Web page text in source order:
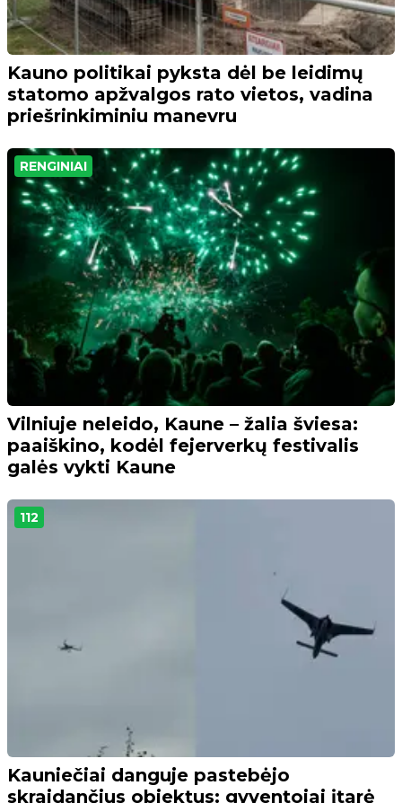
Kauno politikai pyksta dėl be leidimų
statomo apžvalgos rato vietos, vadina
priešrinkiminiu manevru
RENGINIAI
Vilniuje neleido, Kaune – žalia šviesa:
paaiškino, kodėl fejerverkų festivalis
galės vykti Kaune
112
Kauniečiai danguje pastebėjo
skraidančius objektus: gyventojai įtarė